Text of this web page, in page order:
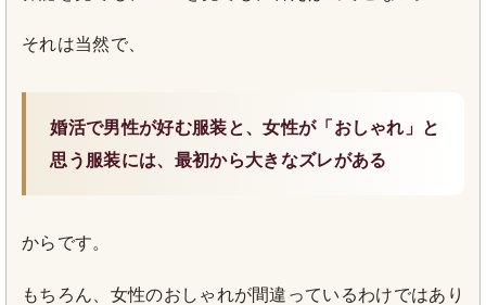
それは当然で、
婚活で男性が好む服装と、女性が「おしゃれ」と
思う服装には、最初から大きなズレがある
からです。
もちろん、女性のおしゃれが間違っているわけではあり